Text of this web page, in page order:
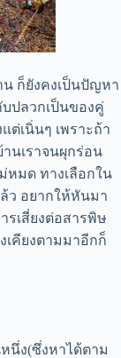
คงเป็นปัญหา
ปลวกเป็นของคู่
ต่เนิ่นๆ เพราะถ้า
นเราจนผุกร่อน
หมด ทางเลือกใน
ว อยากให้หันมา
รเสี่ยงต่อสารพิษ
เคียงตามมาอีกก็
ง(ซึ่งหาได้ตาม